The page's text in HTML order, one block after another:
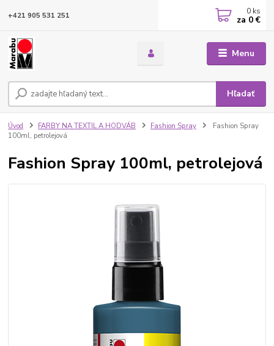
Menu
Hľadať
+421 905 531 251 0 ks
za 0 €
Úvod FARBY NA TEXTIL A HODVÁB Fashion Spray
Fashion Spray
100ml, petrolejová
Fashion Spray 100ml, petrolejová